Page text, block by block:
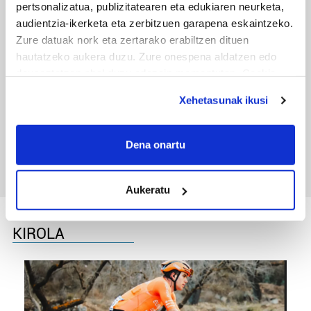
pertsonalizatua, publizitatearen eta edukiaren neurketa,
audientzia-ikerketa eta zerbitzuen garapena eskaintzeko.
Zure datuak nork eta zertarako erabiltzen dituen
hautatzeko aukera duzu. Zure onespena aldatzen edo
If you allow, we would also like to:
Collect information about your geographical
Identify your device by actively scanning it for
specific characteristics (fingerprinting)
Find out more about how your personal data is processed
and set your preferences in the
Guk eta gure bazkideek zure datu pertsonalak
prozesatzen ditugu, zure IP zenbakia, besteak beste,
Xehetasunak ikusi
Dena onartu
Aukeratu
Tourreko goierritarrak
KIROLA